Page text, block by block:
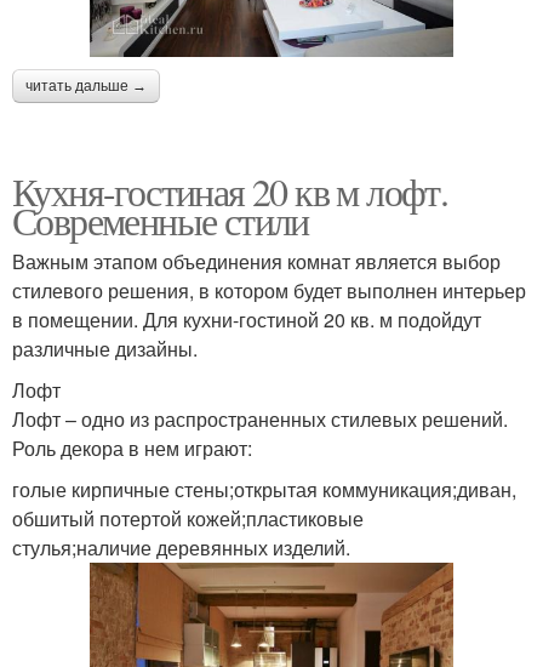
читать дальше →
Кухня-гостиная 20 кв м лофт.
Современные стили
Важным этапом объединения комнат является выбор
стилевого решения, в котором будет выполнен интерьер
в помещении. Для кухни-гостиной 20 кв. м подойдут
различные дизайны.
Лофт
Лофт – одно из распространенных стилевых решений.
Роль декора в нем играют:
голые кирпичные стены;открытая коммуникация;диван,
обшитый потертой кожей;пластиковые
стулья;наличие деревянных изделий.